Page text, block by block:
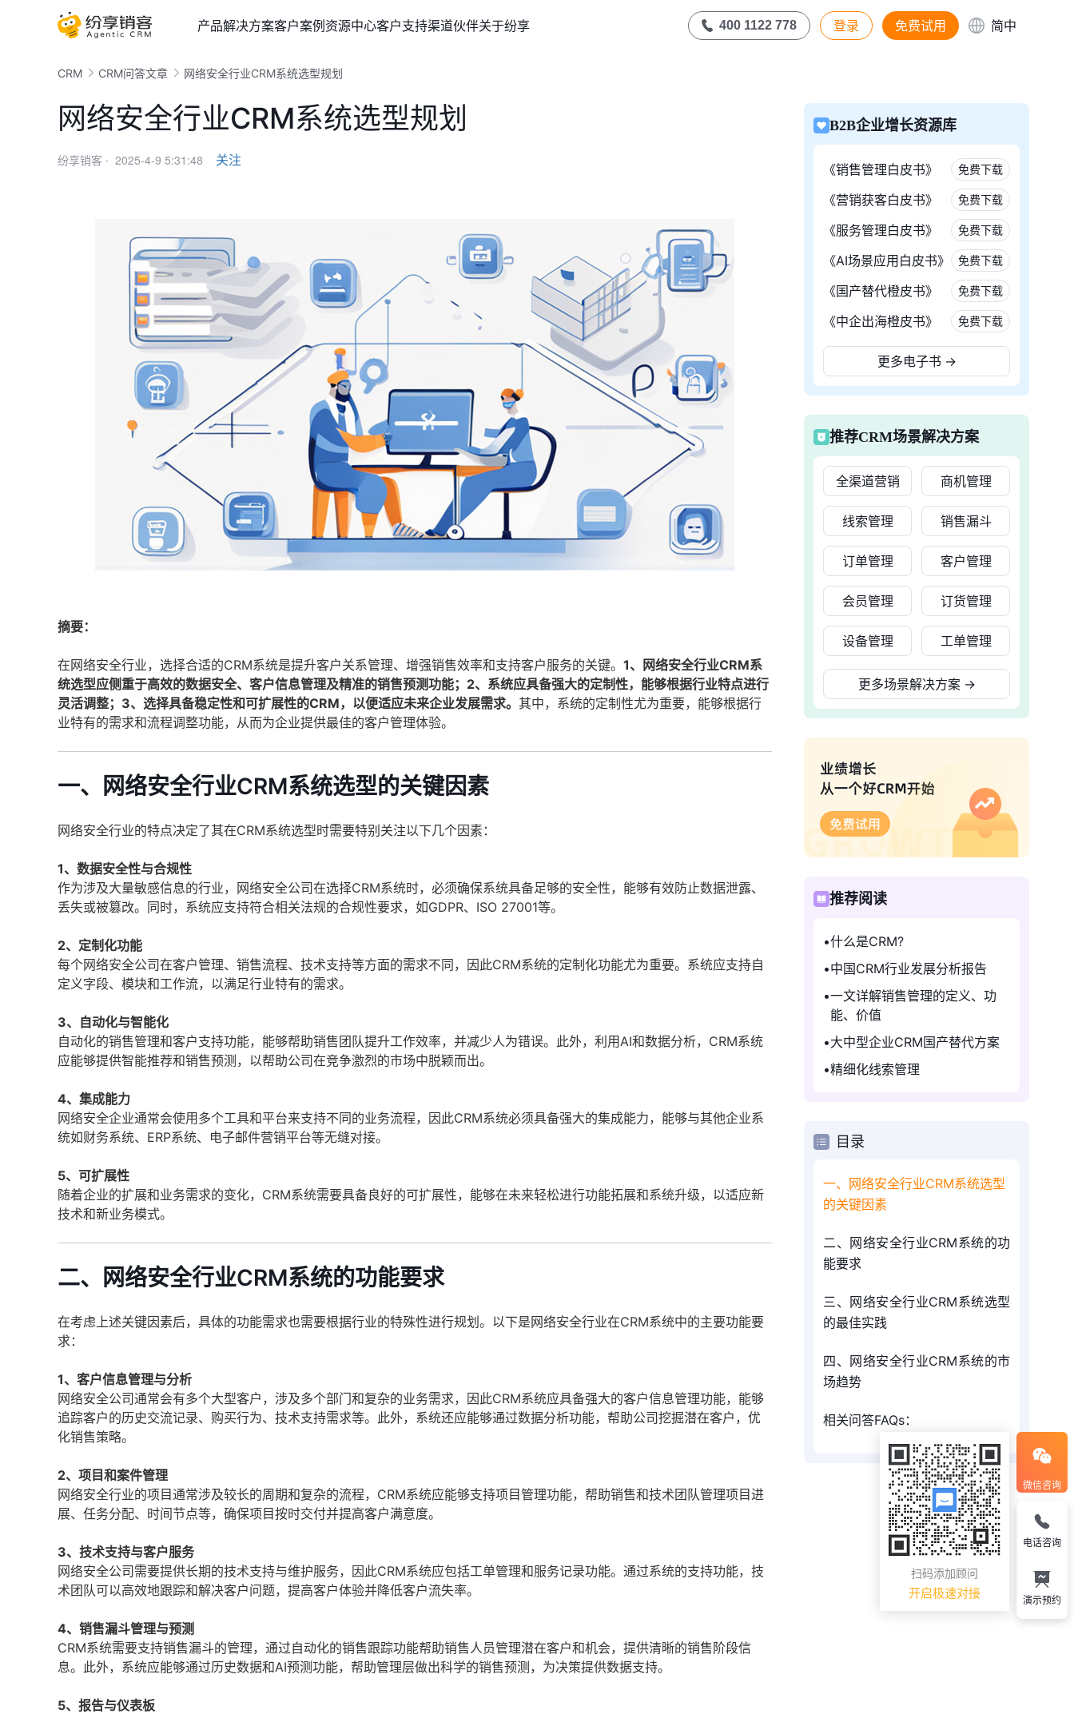
产品解决方案客户案例资源中心客户支持渠道伙伴关于纷享 400 1122 778 登录 免费试用 简中
CRM CRM问答文章 网络安全行业CRM系统选型规划
网络安全行业CRM系统选型规划
纷享销客 · 2025-4-9 5:31:48 关注
摘要：
在网络安全行业，选择合适的CRM系统是提升客户关系管理、增强销售效率和支持客户服务的关键。 1、网络安全行业CRM系
统选型应侧重于高效的数据安全、客户信息管理及精准的销售预测功能；2、系统应具备强大的定制性，能够根据行业特点进行
灵活调整；3、选择具备稳定性和可扩展性的CRM，以便适应未来企业发展需求。 其中，系统的定制性尤为重要，能够根据行
业特有的需求和流程调整功能，从而为企业提供最佳的客户管理体验。
一、网络安全行业CRM系统选型的关键因素
网络安全行业的特点决定了其在CRM系统选型时需要特别关注以下几个因素：
1、数据安全性与合规性
作为涉及大量敏感信息的行业，网络安全公司在选择CRM系统时，必须确保系统具备足够的安全性，能够有效防止数据泄露、
丢失或被篡改。同时，系统应支持符合相关法规的合规性要求，如GDPR、ISO 27001等。
2、定制化功能
每个网络安全公司在客户管理、销售流程、技术支持等方面的需求不同，因此CRM系统的定制化功能尤为重要。系统应支持自
定义字段、模块和工作流，以满足行业特有的需求。
3、自动化与智能化
自动化的销售管理和客户支持功能，能够帮助销售团队提升工作效率，并减少人为错误。此外，利用AI和数据分析，CRM系统
应能够提供智能推荐和销售预测，以帮助公司在竞争激烈的市场中脱颖而出。
4、集成能力
网络安全企业通常会使用多个工具和平台来支持不同的业务流程，因此CRM系统必须具备强大的集成能力，能够与其他企业系
统如财务系统、ERP系统、电子邮件营销平台等无缝对接。
5、可扩展性
随着企业的扩展和业务需求的变化，CRM系统需要具备良好的可扩展性，能够在未来轻松进行功能拓展和系统升级，以适应新
技术和新业务模式。
二、网络安全行业CRM系统的功能要求
在考虑上述关键因素后，具体的功能需求也需要根据行业的特殊性进行规划。以下是网络安全行业在CRM系统中的主要功能要
求：
1、客户信息管理与分析
网络安全公司通常会有多个大型客户，涉及多个部门和复杂的业务需求，因此CRM系统应具备强大的客户信息管理功能，能够
追踪客户的历史交流记录、购买行为、技术支持需求等。此外，系统还应能够通过数据分析功能，帮助公司挖掘潜在客户，优
化销售策略。
2、项目和案件管理
网络安全行业的项目通常涉及较长的周期和复杂的流程，CRM系统应能够支持项目管理功能，帮助销售和技术团队管理项目进
展、任务分配、时间节点等，确保项目按时交付并提高客户满意度。
3、技术支持与客户服务
网络安全公司需要提供长期的技术支持与维护服务，因此CRM系统应包括工单管理和服务记录功能。通过系统的支持功能，技
术团队可以高效地跟踪和解决客户问题，提高客户体验并降低客户流失率。
4、销售漏斗管理与预测
CRM系统需要支持销售漏斗的管理，通过自动化的销售跟踪功能帮助销售人员管理潜在客户和机会，提供清晰的销售阶段信
息。此外，系统应能够通过历史数据和AI预测功能，帮助管理层做出科学的销售预测，为决策提供数据支持。
5、报告与仪表板
B2B企业增长资源库
《销售管理白皮书》 免费下载
《营销获客白皮书》 免费下载
《服务管理白皮书》 免费下载
《AI场景应用白皮书》 免费下载
《国产替代橙皮书》 免费下载
《中企出海橙皮书》 免费下载
更多电子书 →
推荐CRM场景解决方案
全渠道营销 商机管理
线索管理 销售漏斗
订单管理 客户管理
会员管理 订货管理
设备管理 工单管理
更多场景解决方案 →
推荐阅读
什么是CRM?
中国CRM行业发展分析报告
一文详解销售管理的定义、功
能、价值
大中型企业CRM国产替代方案
精细化线索管理
目录
一、网络安全行业CRM系统选型
的关键因素
二、网络安全行业CRM系统的功
能要求
三、网络安全行业CRM系统选型
的最佳实践
四、网络安全行业CRM系统的市
场趋势
相关问答FAQs：
微信咨询
扫码添加顾问
开启极速对接
电话咨询
演示预约